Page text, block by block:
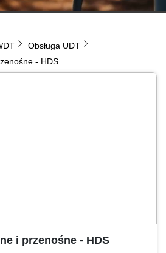
Obsługa UDT
- HDS
i przenośne - HDS